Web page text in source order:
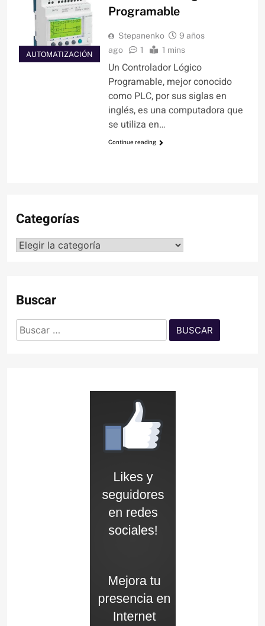
AUTOMATIZACIÓN
Programable
Stepanenko
9 años
ago
1 1 mins
Un Controlador Lógico
Programable, mejor conocido
como PLC, por sus siglas en
inglés, es una computadora que
se utiliza en…
Continue reading
Categorías
Categorías
Buscar
Buscar: